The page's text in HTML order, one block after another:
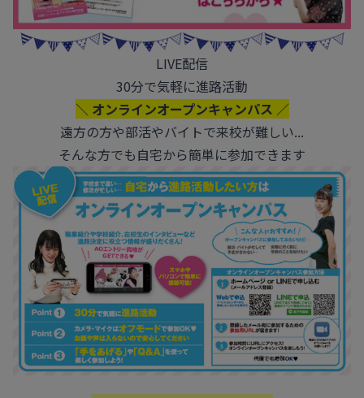
LIVE配信
30分で気軽に進路活動
＼ オンラインオープンキャンパス ／
遠方の方や部活やバイトで来校が難しい...
そんな方でも自宅から簡単に参加できます